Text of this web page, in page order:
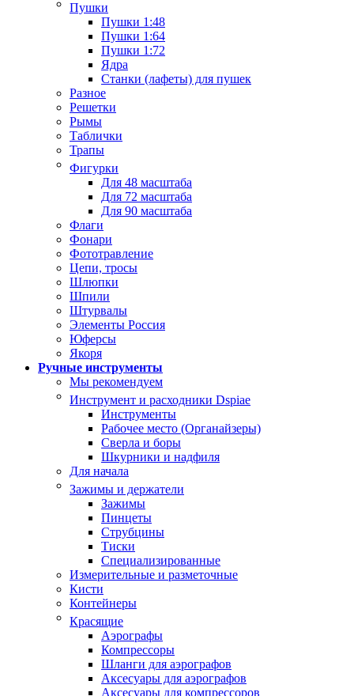
Пушки
Пушки 1:48
Пушки 1:64
Пушки 1:72
Ядра
Станки (лафеты) для пушек
Разное
Решетки
Рымы
Таблички
Трапы
Фигурки
Для 48 масштаба
Для 72 масштаба
Для 90 масштаба
Флаги
Фонари
Фототравление
Цепи, тросы
Шлюпки
Шпили
Штурвалы
Элементы Россия
Юферсы
Якоря
Ручные инструменты
Мы рекомендуем
Инструмент и расходники Dspiae
Инструменты
Рабочее место (Органайзеры)
Сверла и боры
Шкурники и надфиля
Для начала
Зажимы и держатели
Зажимы
Пинцеты
Струбцины
Тиски
Специализированные
Измерительные и разметочные
Кисти
Контейнеры
Красящие
Аэрографы
Компрессоры
Шланги для аэрографов
Аксесуары для аэрографов
Аксесуары для компрессоров